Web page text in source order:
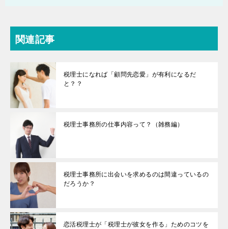
関連記事
税理士になれば「顧問先恋愛」が有利になるだ
と？？
税理士事務所の仕事内容って？（雑務編）
税理士事務所に出会いを求めるのは間違っているの
だろうか？
恋活税理士が「税理士が彼女を作る」ためのコツを